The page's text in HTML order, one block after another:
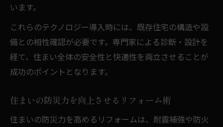
います。
これらのテクノロジー導入時には、既存住宅の構造や設
備との相性確認が必要です。専門家による診断・設計を
経て、住まい全体の安全性と快適性を両立させることが
成功のポイントとなります。
住まいの防災力を向上させるリフォーム術
住まいの防災力を高めるリフォームは、耐震補強や防火